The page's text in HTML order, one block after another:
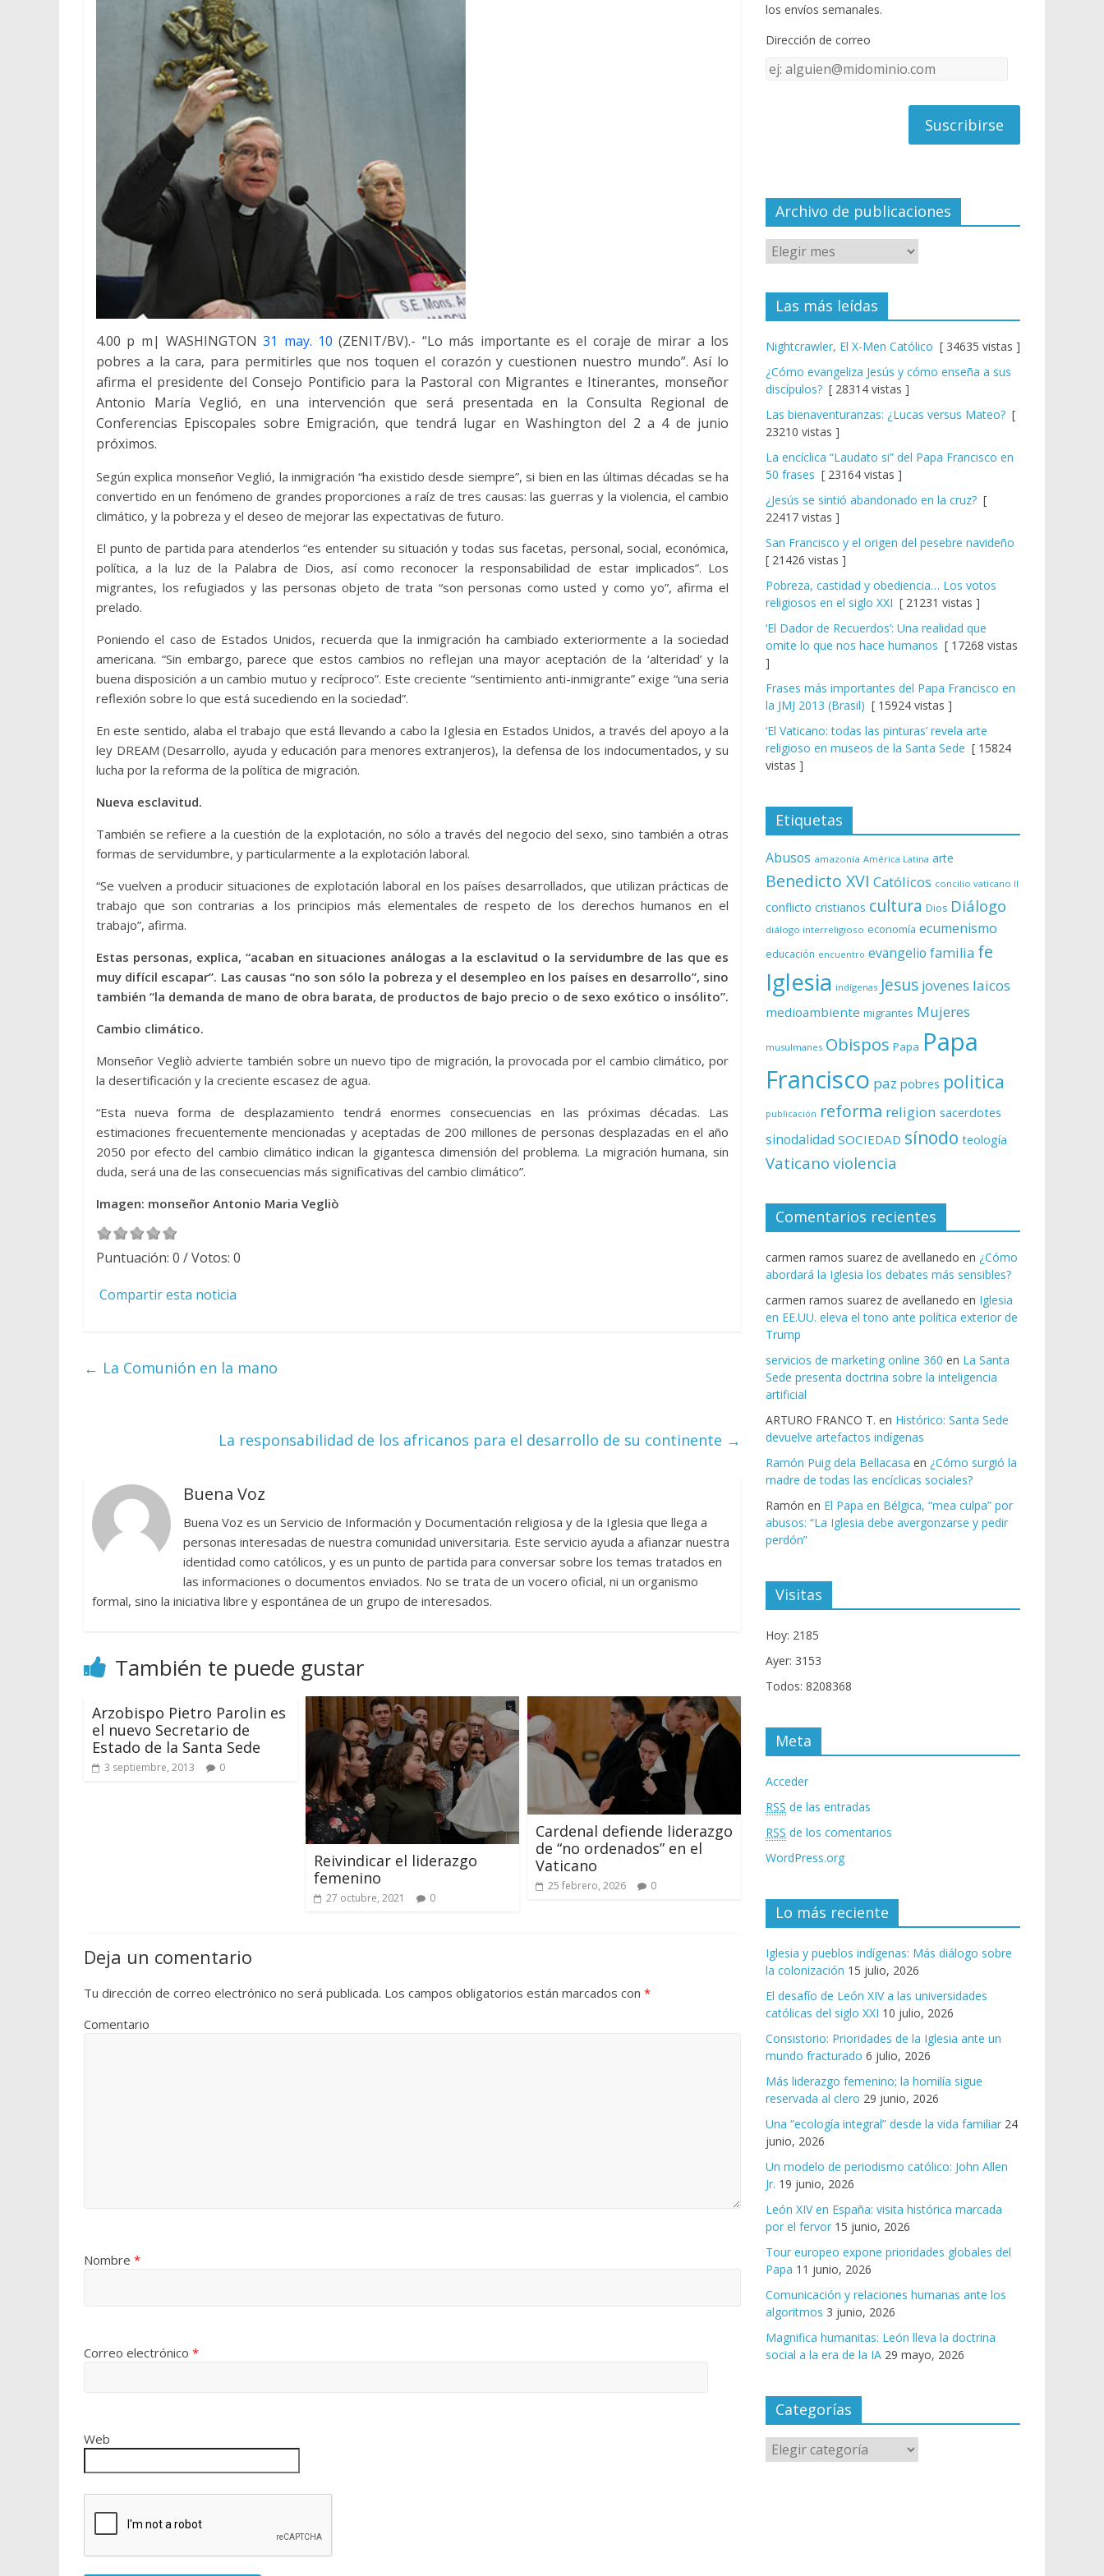
4.00 p m| WASHINGTON31 may. 10 (ZENIT/BV).- “Lo más importante es el coraje de mirar a los
pobres a la cara, para permitirles que nos toquen el corazón y cuestionen nuestro mundo”. Así lo
afirma el presidente del Consejo Pontificio para la Pastoral con Migrantes e Itinerantes, monseñor
Antonio María Veglió, en una intervención que será presentada en la Consulta Regional de
Conferencias Episcopales sobre Emigración, que tendrá lugar en Washington del 2 a 4 de junio
próximos.
Según explica monseñor Veglió, la inmigración “ha existido desde siempre”, si bien en las últimas décadas se ha
convertido en un fenómeno de grandes proporciones a raíz de tres causas: las guerras y la violencia, el cambio
climático, y la pobreza y el deseo de mejorar las expectativas de futuro.
El punto de partida para atenderlos “es entender su situación y todas sus facetas, personal, social, económica,
política, a la luz de la Palabra de Dios, así como reconocer la responsabilidad de estar implicados”. Los
migrantes, los refugiados y las personas objeto de trata “son personas como usted y como yo”, afirma el
prelado.
Poniendo el caso de Estados Unidos, recuerda que la inmigración ha cambiado exteriormente a la sociedad
americana. “Sin embargo, parece que estos cambios no reflejan una mayor aceptación de la ‘alteridad’ y la
buena disposición a un cambio mutuo y recíproco”. Este creciente “sentimiento anti-inmigrante” exige “una seria
reflexión sobre lo que está sucediendo en la sociedad”.
En este sentido, alaba el trabajo que está llevando a cabo la Iglesia en Estados Unidos, a través del apoyo a la
ley DREAM (Desarrollo, ayuda y educación para menores extranjeros), la defensa de los indocumentados, y su
lucha por la reforma de la política de migración.
Nueva esclavitud.
También se refiere a la cuestión de la explotación, no sólo a través del negocio del sexo, sino también a otras
formas de servidumbre, y particularmente a la explotación laboral.
“Se vuelven a producir situaciones de explotación laboral en los países desarrollados, que utilizan prácticas de
trabajo que son contrarias a los principios más elementales de respeto de los derechos humanos en el
trabajo”, afirma.
Estas personas, explica, “acaban en situaciones análogas a la esclavitud o la servidumbre de las que es
muy difícil escapar”. Las causas “no son sólo la pobreza y el desempleo en los países en desarrollo”, sino
también “la demanda de mano de obra barata, de productos de bajo precio o de sexo exótico o insólito”.
Cambio climático.
Monseñor Vegliò advierte también sobre un nuevo tipo de migración, la provocada por el cambio climático, por
la desertificación y la creciente escasez de agua.
“Esta nueva forma de desplazamiento tendrá enormes consecuencias en las próximas décadas. Las
estimaciones frecuentemente mencionadas y aceptadas de 200 millones de personas desplazadas en el año
2050 por efecto del cambio climático indican la gigantesca dimensión del problema. La migración humana, sin
duda, será una de las consecuencias más significativas del cambio climático”.
Imagen: monseñor Antonio Maria Vegliò
Puntuación: 0 / Votos: 0
Compartir esta noticia
← La Comunión en la mano
La responsabilidad de los africanos para el desarrollo de su continente →
Buena Voz
Buena Voz es un Servicio de Información y Documentación religiosa y de la Iglesia que llega a
personas interesadas de nuestra comunidad universitaria. Este servicio ayuda a afianzar nuestra
identidad como católicos, y es un punto de partida para conversar sobre los temas tratados en
las informaciones o documentos enviados. No se trata de un vocero oficial, ni un organismo
formal, sino la iniciativa libre y espontánea de un grupo de interesados.
También te puede gustar
Arzobispo Pietro Parolin es
el nuevo Secretario de
Estado de la Santa Sede
3 septiembre, 2013 0
Reivindicar el liderazgo
femenino
27 octubre, 2021 0
Cardenal defiende liderazgo
de “no ordenados” en el
Vaticano
25 febrero, 2026 0
Deja un comentario
Tu dirección de correo electrónico no será publicada. Los campos obligatorios están marcados con *
Comentario
Nombre *
Correo electrónico *
Web
o
k e
C
el
los envíos semanales.
Dirección de correo
Dirección
Archivo de publicaciones
Las más leídas
Nightcrawler, El X-Men Católico [ 34635 vistas ]
¿Cómo evangeliza Jesús y cómo enseña a sus
discípulos? [ 28314 vistas ]
Las bienaventuranzas: ¿Lucas versus Mateo? [
23210 vistas ]
La encíclica “Laudato si” del Papa Francisco en
50 frases [ 23164 vistas ]
¿Jesús se sintió abandonado en la cruz? [
22417 vistas ]
San Francisco y el origen del pesebre navideño
[ 21426 vistas ]
Pobreza, castidad y obediencia… Los votos
religiosos en el siglo XXI [ 21231 vistas ]
‘El Dador de Recuerdos’: Una realidad que
omite lo que nos hace humanos [ 17268 vistas
]
Frases más importantes del Papa Francisco en
la JMJ 2013 (Brasil) [ 15924 vistas ]
‘El Vaticano: todas las pinturas’ revela arte
religioso en museos de la Santa Sede [ 15824
vistas ]
Etiquetas
Abusos amazonía América Latina arte
Benedicto XVI Católicos concilio vaticano II
conflicto cristianos cultura Dios Diálogo
diálogo interreligioso economía ecumenismo
educación encuentro evangelio familia fe
Iglesia indígenas Jesus jovenes laicos
medioambiente migrantes Mujeres
musulmanes Obispos Papa Papa
Francisco paz pobres politica
publicación reforma religion sacerdotes
sinodalidad SOCIEDAD sínodo teología
Vaticano violencia
Comentarios recientes
carmen ramos suarez de avellanedo en ¿Cómo
abordará la Iglesia los debates más sensibles?
carmen ramos suarez de avellanedo en Iglesia
en EE.UU. eleva el tono ante política exterior de
Trump
servicios de marketing online 360 en La Santa
Sede presenta doctrina sobre la inteligencia
artificial
ARTURO FRANCO T. en Histórico: Santa Sede
devuelve artefactos indígenas
Ramón Puig dela Bellacasa en ¿Cómo surgió la
madre de todas las encíclicas sociales?
Ramón en El Papa en Bélgica, “mea culpa” por
abusos: “La Iglesia debe avergonzarse y pedir
perdón”
Visitas
Hoy: 2185
Ayer: 3153
Todos: 8208368
Meta
Acceder
RSS de las entradas
RSS de los comentarios
WordPress.org
Lo más reciente
Iglesia y pueblos indígenas: Más diálogo sobre
la colonización 15 julio, 2026
El desafío de León XIV a las universidades
católicas del siglo XXI 10 julio, 2026
Consistorio: Prioridades de la Iglesia ante un
mundo fracturado 6 julio, 2026
Más liderazgo femenino; la homilía sigue
reservada al clero 29 junio, 2026
Una “ecología integral” desde la vida familiar 24
junio, 2026
Un modelo de periodismo católico: John Allen
Jr. 19 junio, 2026
León XIV en España: visita histórica marcada
por el fervor 15 junio, 2026
Tour europeo expone prioridades globales del
Papa 11 junio, 2026
Comunicación y relaciones humanas ante los
algoritmos 3 junio, 2026
Magnifica humanitas: León lleva la doctrina
social a la era de la IA 29 mayo, 2026
Categorías